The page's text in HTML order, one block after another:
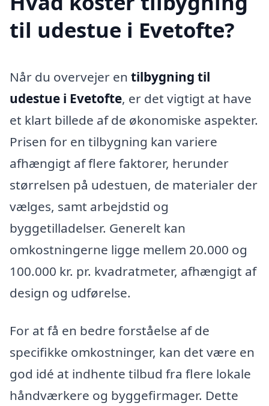
til udestue i Evetofte?
Når du overvejer en tilbygning til
udestue i Evetofte, er det vigtigt at have
et klart billede af de økonomiske aspekter.
Prisen for en tilbygning kan variere
afhængigt af flere faktorer, herunder
størrelsen på udestuen, de materialer der
vælges, samt arbejdstid og
byggetilladelser. Generelt kan
omkostningerne ligge mellem 20.000 og
100.000 kr. pr. kvadratmeter, afhængigt af
design og udførelse.
For at få en bedre forståelse af de
specifikke omkostninger, kan det være en
god idé at indhente tilbud fra flere lokale
håndværkere og byggefirmager. Dette